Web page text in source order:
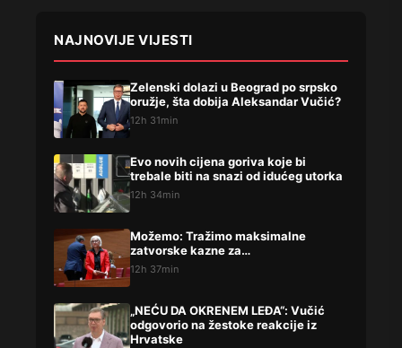
NAJNOVIJE VIJESTI
Zelenski dolazi u Beograd po srpsko
oružje, šta dobija Aleksandar Vučić?
12h 31min
Evo novih cijena goriva koje bi
trebale biti na snazi od idućeg utorka
12h 34min
Možemo: Tražimo maksimalne
zatvorske kazne za…
12h 37min
„NEĆU DA OKRENEM LEĐA“: Vučić
odgovorio na žestoke reakcije iz
Hrvatske